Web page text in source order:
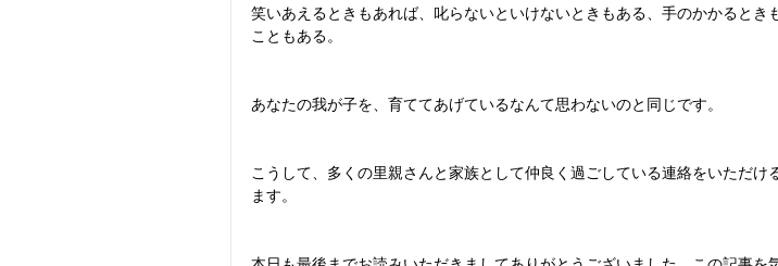
笑いあえるときもあれば、叱らないといけないときもある、手のかかるとき
こともある。
あなたの我が子を、育ててあげているなんて思わないのと同じです。
こうして、多くの里親さんと家族として仲良く過ごしている連絡をいただけ
ます。